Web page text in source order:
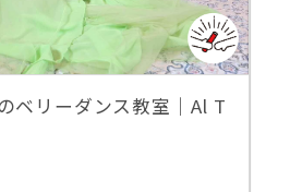
ベリーダンス教室｜Al T